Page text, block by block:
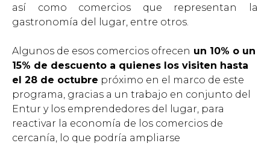
así como comercios que representan la
gastronomía del lugar, entre otros.
Algunos de esos comercios ofrecen un 10% o un
15% de descuento a quienes los visiten hasta
el 28 de octubre próximo en el marco de este
programa, gracias a un trabajo en conjunto del
Entur y los emprendedores del lugar, para
reactivar la economía de los comercios de
cercanía, lo que podría ampliarse